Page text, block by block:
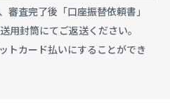
査完了後「口座振替依頼書」
用封筒にてご返送ください。
トカード払いにすることができ